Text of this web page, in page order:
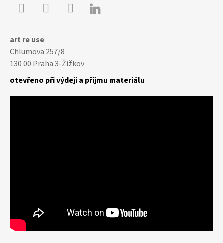

art re use
Chlumova 257/8
130 00 Praha 3-Žižkov
otevřeno při výdeji a příjmu materiálu